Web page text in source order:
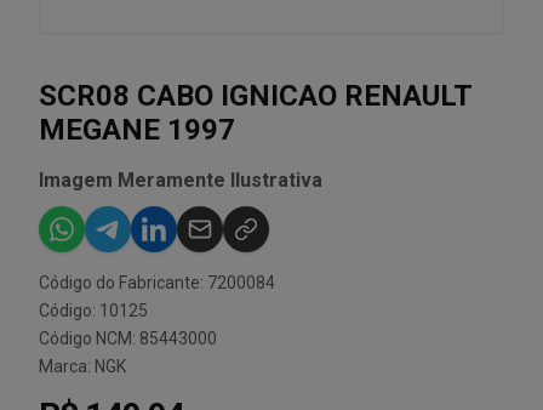
SCR08 CABO IGNICAO RENAULT
MEGANE 1997
Imagem Meramente Ilustrativa
Código do Fabricante: 7200084
Código: 10125
Código NCM: 85443000
Marca: NGK